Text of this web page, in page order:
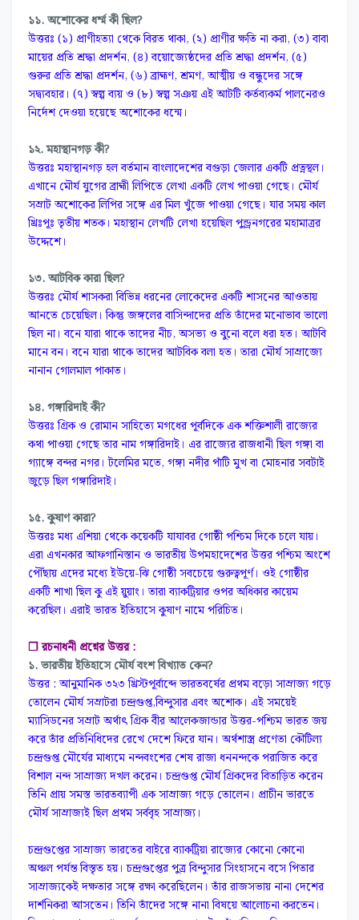
১১. অশোকের ধৰ্ম্ম কী ছিল?
উত্তরঃ (১) প্রাণীহত্যা থেকে বিরত থাকা, (২) প্রাণীর ক্ষতি না করা, (৩) বাবা
মায়ের প্রতি শ্রদ্ধা প্রদর্শন, (৪) বয়োজ্যেষ্ঠদের প্রতি শ্রদ্ধা প্রদর্শন, (৫)
গুরুর প্রতি শ্রদ্ধা প্রদর্শন, (৬) ব্রাহ্মণ, শ্রমণ, আত্মীয় ও বন্ধুদের সঙ্গে
সদ্ব্যবহার। (৭) স্বল্প ব্যয় ও (৮) স্বল্প সঞয় এই আটটি কর্তব্যকর্ম পালনেরও
নির্দেশ দেওয়া হয়েছে অশোকের ধন্মে।
১২. মহাস্থানগড় কী?
উত্তরঃ মহাস্থানগড় হল বর্তমান বাংলাদেশের বগুড়া জেলার একটি প্রত্নস্থল।
এখানে মৌর্য যুগের ব্রাহ্মী লিপিতে লেখা একটি লেখ পাওয়া গেছে। মৌর্য
সম্রাট অশোকের লিপির সঙ্গে এর মিল খুঁজে পাওয়া গেছে। যার সময় কাল
খ্রিঃপূঃ তৃতীয় শতক। মহাস্থান লেখটি লেখা হয়েছিল পুন্ড্রনগরের মহামাত্রর
উদ্দেশে।
১৩. আটবিক কারা ছিল?
উত্তরঃ মৌর্য শাসকরা বিভিন্ন ধরনের লোকেদের একটি শাসনের আওতায়
আনতে চেয়েছিল। কিন্তু জঙ্গলের বাসিন্দাদের প্রতি তাঁদের মনোভাব ভালো
ছিল না। বনে যারা থাকে তাদের নীচ, অসভ্য ও বুনো বলে ধরা হত। আটবি
মানে বন। বনে যারা থাকে তাদের আটবিক বলা হত। তারা মৌর্য সাম্রাজ্যে
নানান গোলমাল পাকাত।
১৪. গঙ্গারিদাই কী?
উত্তরঃ গ্রিক ও রোমান সাহিত্যে মগধের পূর্বদিকে এক শক্তিশালী রাজ্যের
কথা পাওয়া গেছে তার নাম গঙ্গারিদাই। এর রাজ্যের রাজধানী ছিল গঙ্গা বা
গ্যাঙ্গে বন্দর নগর। টলেমির মতে, গঙ্গা নদীর পাঁটি মুখ বা মোহনার সবটাই
জুড়ে ছিল গঙ্গারিদাই।
১৫. কুষাণ কারা?
উত্তরঃ মধ্য এশিয়া থেকে কয়েকটি যাযাবর গোষ্ঠী পশ্চিম দিকে চলে যায়।
এরা এখনকার আফগানিস্তান ও ভারতীয় উপমহাদেশের উত্তর পশ্চিম অংশে
পৌঁছায় এদের মধ্যে ইউয়ে-ঝি গোষ্ঠী সবচেয়ে গুরুত্বপূর্ণ। ওই গোষ্ঠীর
একটি শাখা ছিল কু এই য়ুয়াং। তারা ব্যাকট্রিয়ার ওপর অধিকার কায়েম
করেছিল। এরাই ভারত ইতিহাসে কুষাণ নামে পরিচিত।
❐ রচনাধনী প্রশ্নের উত্তর :
১. ভারতীয় ইতিহাসে মৌর্য বংশ বিখ্যাত কেন?
উত্তর : আনুমানিক ৩২৩ খ্রিস্টপূর্বাব্দে ভারতবর্ষের প্রথম বড়ো সাম্রাজ্য গড়ে
তোলেন মৌর্য সম্রাটরা চন্দ্রগুপ্ত,বিন্দুসার এবং অশোক। এই সময়েই
ম্যাসিডনের সম্রাট অর্থাৎ গ্রিক বীর আলেকজান্ডার উত্তর-পশ্চিম ভারত জয়
করে তাঁর প্রতিনিধিদের রেখে দেশে ফিরে যান। অর্থশাস্ত্র প্রণেতা কৌটিল্য
চন্দ্রগুপ্ত মৌর্যের মাধ্যমে নন্দবংশের শেষ রাজা ধননন্দকে পরাজিত করে
বিশাল নন্দ সাম্রাজ্য দখল করেন। চন্দ্রগুপ্ত মৌর্য গ্রিকদের বিতাড়িত করেন
তিনি প্রায় সমস্ত ভারতব্যাপী এক সাম্রাজ্য গড়ে তোলেন। প্রাচীন ভারতে
মৌর্য সাম্রাজ্যই ছিল প্রথম সর্ববৃহ সাম্রাজ্য।
চন্দ্রগুপ্তের সাম্রাজ্য ভারতের বাইরে ব্যাকট্রিয়া রাজ্যের কোনো কোনো
অঞ্চল পর্যন্ত বিস্তৃত হয়। চন্দ্ৰগুপ্তের পুত্র বিন্দুসার সিংহাসনে বসে পিতার
সাম্রাজ্যকেই দক্ষতার সঙ্গে রক্ষা করেছিলেন। তাঁর রাজসভায় নানা দেশের
দার্শনিকরা আসতেন। তিনি তাঁদের সঙ্গে নানা বিষয়ে আলোচনা করতেন।